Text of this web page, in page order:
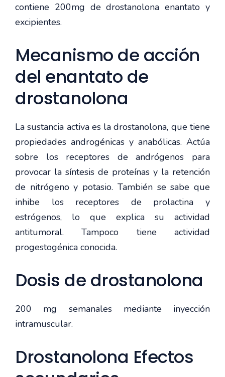
contiene 200mg de drostanolona enantato y
excipientes.
Mecanismo de acción
del enantato de
drostanolona
La sustancia activa es la drostanolona, que tiene
propiedades androgénicas y anabólicas. Actúa
sobre los receptores de andrógenos para
provocar la síntesis de proteínas y la retención
de nitrógeno y potasio. También se sabe que
inhibe los receptores de prolactina y
estrógenos, lo que explica su actividad
antitumoral. Tampoco tiene actividad
progestogénica conocida.
Dosis de drostanolona
200 mg semanales mediante inyección
intramuscular.
Drostanolona Efectos